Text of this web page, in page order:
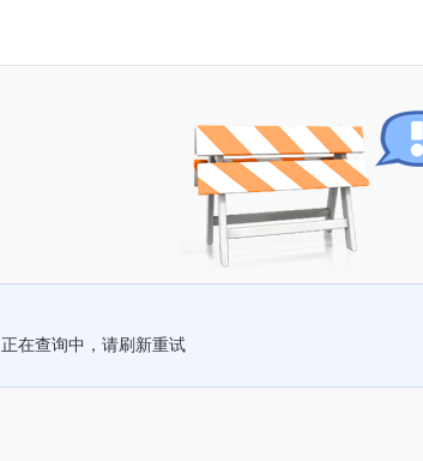
正在查询中，请刷新重试